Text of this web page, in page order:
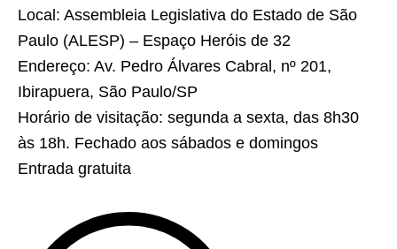
Local: Assembleia Legislativa do Estado de São
Paulo (ALESP) – Espaço Heróis de 32
Endereço: Av. Pedro Álvares Cabral, nº 201,
Ibirapuera, São Paulo/SP
Horário de visitação: segunda a sexta, das 8h30
às 18h. Fechado aos sábados e domingos
Entrada gratuita